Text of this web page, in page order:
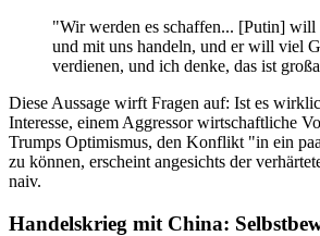
"Wir werden es schaffen... [Putin] will
und mit uns handeln, und er will viel
verdienen, und ich denke, das ist
Diese Aussage wirft Fragen auf: Ist es
Interesse, einem Aggressor wirtschaftliche
Trumps Optimismus, den Konflikt "in ein
zu können, erscheint angesichts der
naiv.
Handelskrieg mit China: